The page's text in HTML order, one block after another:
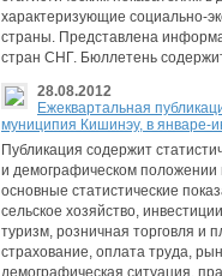
характеризующие социально-
страны. Представлена
стран СНГ. Бюллетень
28.08.2012
Eжеквартальная
муниципия Кишинэу, в январе-
Публикация содержит
и демографическом
основные статистические
сельское хозяйство,
туризм, розничная торговля и
страхование, оплата труда,
демографическая ситуация,